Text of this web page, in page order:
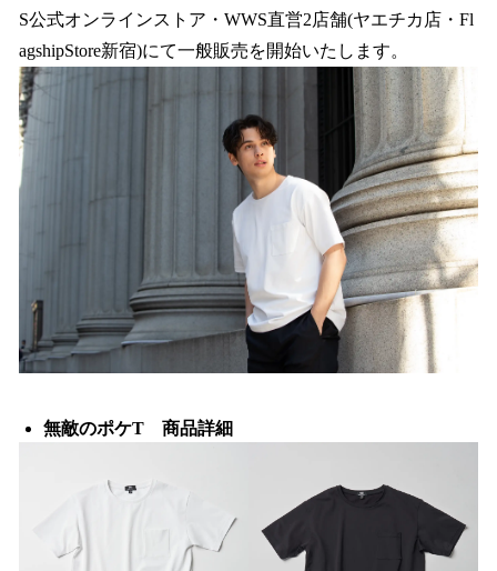
S公式オンラインストア・WWS直営2店舗(ヤエチカ店・Fl
agshipStore新宿)にて一般販売を開始いたします。
無敵のポケT 商品詳細